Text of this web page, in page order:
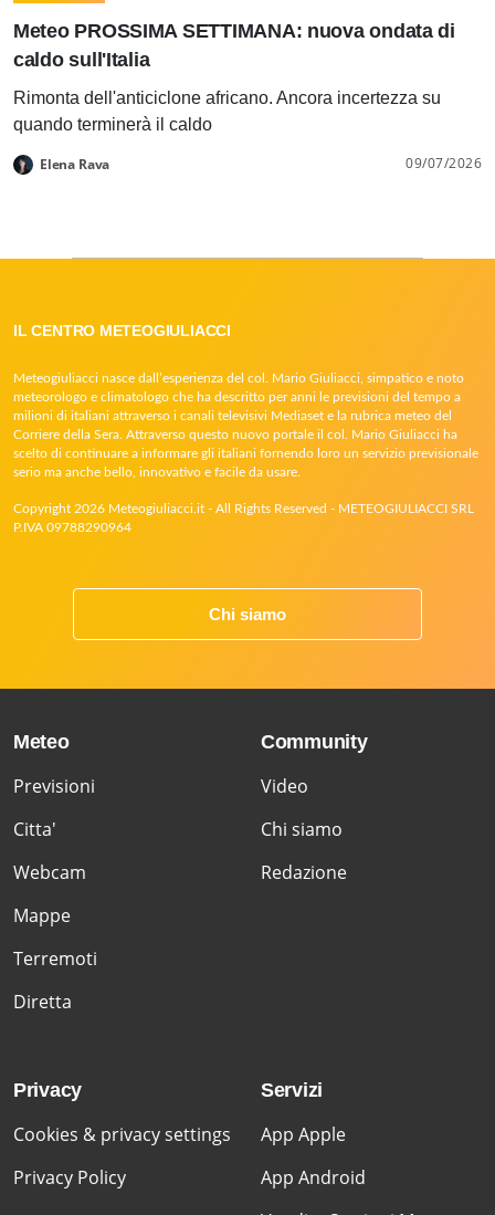
Meteo PROSSIMA SETTIMANA: nuova ondata di
caldo sull'Italia
Rimonta dell'anticiclone africano. Ancora incertezza su
quando terminerà il caldo
Elena Rava 09/07/2026
IL CENTRO METEOGIULIACCI
Meteogiuliacci nasce dall’esperienza del col. Mario Giuliacci, simpatico e noto
meteorologo e climatologo che ha descritto per anni le previsioni del tempo a
milioni di italiani attraverso i canali televisivi Mediaset e la rubrica meteo del
Corriere della Sera. Attraverso questo nuovo portale il col. Mario Giuliacci ha
scelto di continuare a informare gli italiani fornendo loro un servizio previsionale
serio ma anche bello, innovativo e facile da usare.
Copyright 2026 Meteogiuliacci.it - All Rights Reserved - METEOGIULIACCI SRL
P.IVA 09788290964
Chi siamo
Meteo
Previsioni
Citta'
Webcam
Mappe
Terremoti
Diretta
Community
Video
Chi siamo
Redazione
Privacy
Cookies & privacy settings
Privacy Policy
Servizi
App Apple
App Android